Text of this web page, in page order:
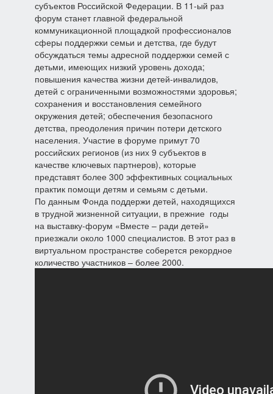
субъектов Российской Федерации. В 11-ый раз
форум станет главной федеральной
коммуникационной площадкой профессионалов
сферы поддержки семьи и детства, где будут
обсуждаться темы адресной поддержки семей с
детьми, имеющих низкий уровень дохода;
повышения качества жизни детей-инвалидов,
детей с ограниченными возможностями здоровья;
сохранения и восстановления семейного
окружения детей; обеспечения безопасного
детства, преодоления причин потери детского
населения. Участие в форуме примут 70
российских регионов (из них 9 субъектов в
качестве ключевых партнеров), которые
представят более 300 эффективных социальных
практик помощи детям и семьям с детьми.
По данным Фонда поддержи детей, находящихся
в трудной жизненной ситуации, в прежние годы
на выставку-форум «Вместе – ради детей»
приезжали около 1000 специалистов. В этот раз в
виртуальном пространстве соберется рекордное
количество участников – более 2000.